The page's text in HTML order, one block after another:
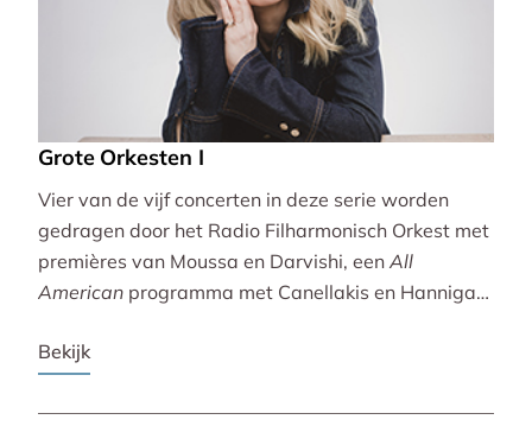
Grote Orkesten I
Vier van de vijf concerten in deze serie worden
gedragen door het Radio Filharmonisch Orkest met
premières van Moussa en Darvishi, een All
American programma met Canellakis en Hannigan
Amerikaans slagwerk.
Bekijk